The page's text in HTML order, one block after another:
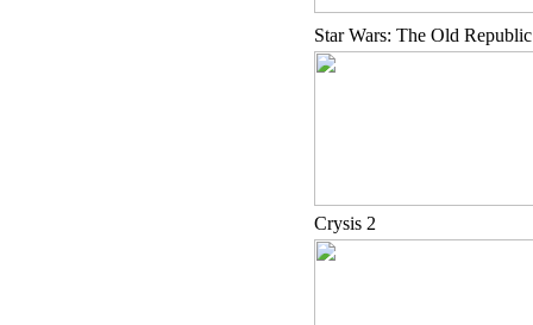
Star Wars: The Old Republic
Crysis 2